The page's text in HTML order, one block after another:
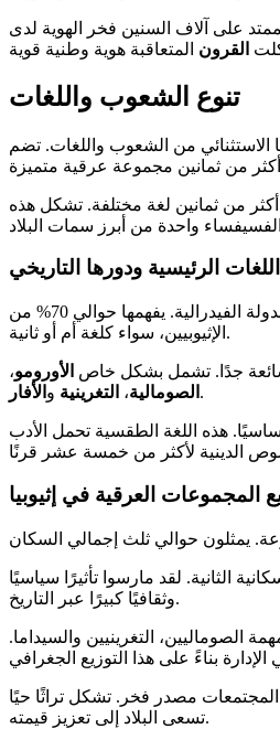
على آلاف السنين فخر الهوية لدى
القرون
تنوع الشعوب واللغات
الاستثنائي من الشعوب واللغات. تضم
من ثمانين لغة مختلفة. تشكل هذه
اللغات الرئيسية ودورها التاريخي
لغة العمل للدولة الفيدرالية. يفهمها حوالي 70% من
الإثيوبيين، سواء كلغة أم أو ثانية.
جدًا. تشمل بشكل خاص الأورومو،
الصومالية، التغرينية و الأفار .
أساسيًا. هذه اللغة الطقسية تحمل الأدب
المجموعات العرقية في إثيوبيا
الثانية. لقد مارسوا تأثيرًا سياسيًا
وثقافيًا كبيرًا عبر التاريخ.
الصوماليين، التغرينيين والسيداما.
مصدر فخر. تشكل تراثًا حيًا
تسعى البلاد إلى تعزيز قيمته.